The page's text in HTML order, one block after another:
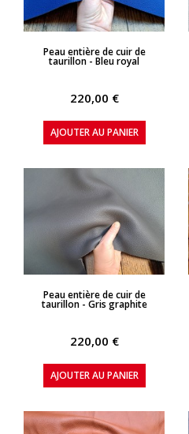
APERÇU RAPIDE
Peau entière de cuir de
taurillon - Bleu royal
220,00 €
AJOUTER AU PANIER
APERÇU RAPIDE
Peau entière de cuir de
taurillon - Gris graphite
220,00 €
AJOUTER AU PANIER